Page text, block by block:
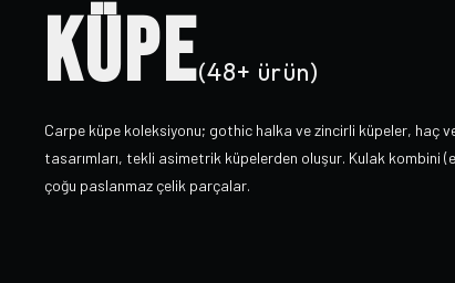
KÜPE(48+ ürün)
Carpe küpe koleksiyonu; gothic halka ve zincirli küpeler, haç
tasarımları, tekli asimetrik küpelerden oluşur. Kulak kombini
çoğu paslanmaz çelik parçalar.